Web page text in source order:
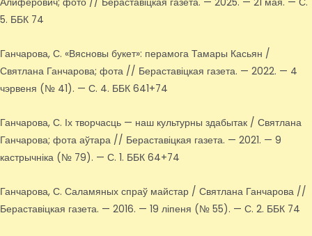
Алиферович; фото // Бераставіцкая газета. — 2025. — 21 мая. — С.
5. ББК 74
Ганчарова, С. «Вясновы букет»: перамога Тамары Касьян /
Святлана Ганчарова; фота // Бераставіцкая газета. — 2022. — 4
чэрвеня (№ 41). — С. 4. ББК 641+74
Ганчарова, С. Іх творчасць — наш культурны здабытак / Святлана
Ганчарова; фота аўтара // Бераставіцкая газета. — 2021. — 9
кастрычніка (№ 79). — С. 1. ББК 64+74
Ганчарова, С. Саламяных спраў майстар / Святлана Ганчарова //
Бераставіцкая газета. — 2016. — 19 ліпеня (№ 55). — С. 2. ББК 74